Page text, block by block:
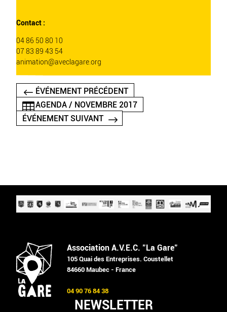
Contact :
04 86 50 80 10
07 83 89 43 54
animation@aveclagare.org
ÉVÉNEMENT PRÉCÉDENT
AGENDA / NOVEMBRE 2017
ÉVÉNEMENT SUIVANT
Association A.V.E.C. "La Gare"
105 Quai des Entreprises. Coustellet
84660 Maubec - France
04 90 76 84 38
NEWSLETTER